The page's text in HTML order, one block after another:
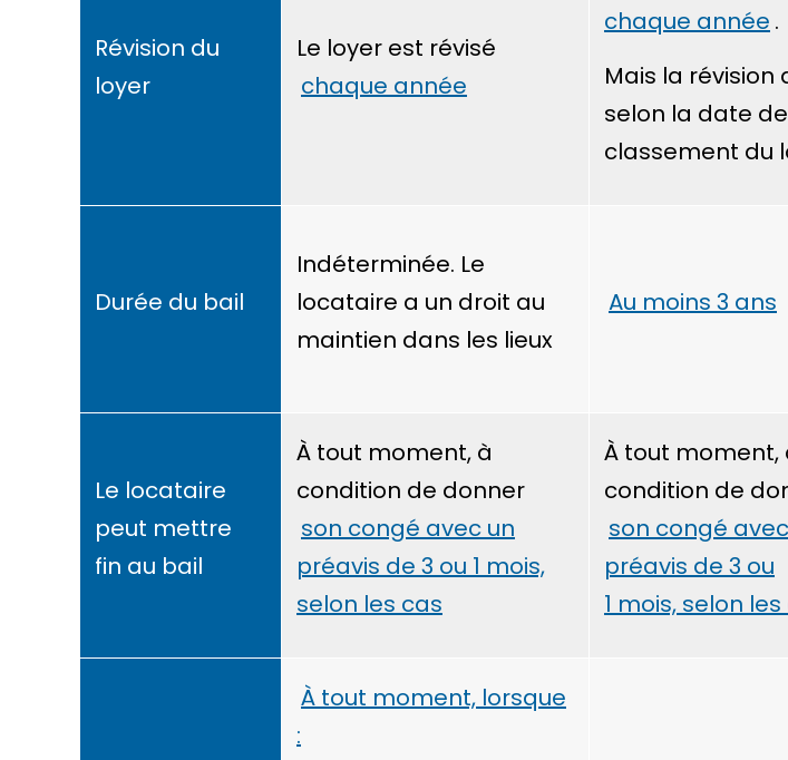
Révision du
loyer
Le loyer est révisé
chaque année
chaque année .
Mais la
selon la date
classement du
Durée du bail
Indéterminée. Le
locataire a un droit au
maintien dans les lieux
Au moins 3 ans
Le locataire
peut mettre
fin au bail
À tout moment, à
condition de donner
son congé avec un
préavis de 3 ou 1 mois,
selon les cas
À tout moment,
condition de
son congé
préavis de 3 ou
1 mois, selon
À tout moment, lorsque
: